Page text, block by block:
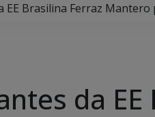
EE Brasilina Ferraz
da